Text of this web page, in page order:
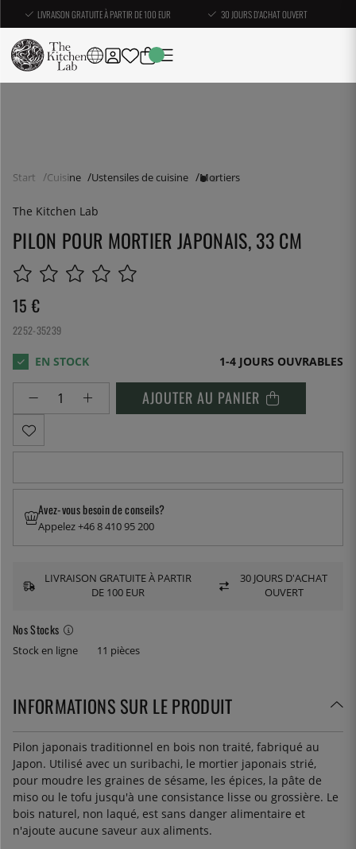
LIVRAISON GRATUITE À PARTIR DE 100 EUR 30 JOURS D'ACHAT OUVERT
Start Cuisine Ustensiles de cuisine Mortiers
The Kitchen Lab
PILON POUR MORTIER JAPONAIS, 33 CM
15 €
2252-35239
1-4 JOURS OUVRABLES
AJOUTER AU PANIER
Nos Stocks
Stock en ligne 11 pièces
Avez-vous besoin de conseils?
Appelez +46 8 410 95 200
LIVRAISON GRATUITE À PARTIR
DE 100 EUR
30 JOURS D'ACHAT
OUVERT
INFORMATIONS SUR LE PRODUIT
Pilon japonais traditionnel en bois non traité, fabriqué au
Japon. Utilisé avec un suribachi, le mortier japonais strié,
pour moudre les graines de sésame, les épices, la pâte de
miso ou le tofu jusqu'à une consistance lisse ou grossière. Le
bois naturel, non laqué, est sans danger alimentaire et
n'ajoute aucune saveur aux aliments.